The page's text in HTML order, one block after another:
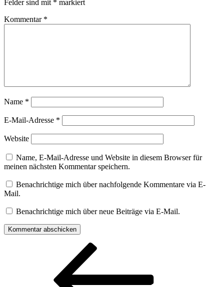
Felder sind mit * markiert
Kommentar *
Name *
E-Mail-Adresse *
Website
Name, E-Mail-Adresse und Website in diesem Browser für
meinen nächsten Kommentar speichern.
Benachrichtige mich über nachfolgende Kommentare via E-
Mail.
Benachrichtige mich über neue Beiträge via E-Mail.
Beitragsnavigation